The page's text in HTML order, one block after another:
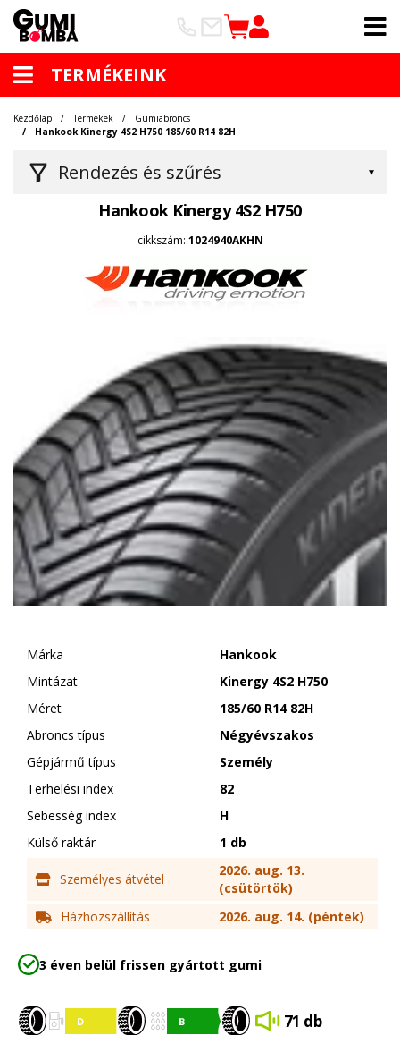
TERMÉKEINK
Rendezés és szűrés
Kezdőlap Termékek
Gumiabroncs
Hankook Kinergy 4S2 H750 185/60 R14 82H
Hankook Kinergy 4S2 H750
cikkszám: 1024940AKHN
Márka
Hankook
Mintázat
Kinergy 4S2 H750
Méret
185/60 R14 82H
Abroncs típus
Négyévszakos
Gépjármű típus
Személy
Terhelési index
82
Sebesség index
H
Külső raktár
1 db
Személyes átvétel
2026. aug. 13.
(csütörtök)
Házhozszállítás
2026. aug. 14. (péntek)
3 éven belül frissen gyártott gumi
71 db